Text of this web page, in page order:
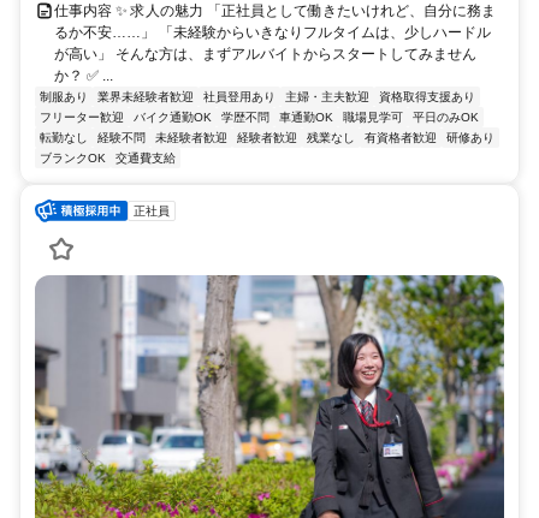
仕事内容 ✨ 求人の魅力 「正社員として働きたいけれど、自分に務ま
るか不安……」 「未経験からいきなりフルタイムは、少しハードル
が高い」 そんな方は、まずアルバイトからスタートしてみません
か？ ✅ ...
制服あり 業界未経験者歓迎 社員登用あり 主婦・主夫歓迎
資格取得支援あり
フリーター歓迎
バイク通勤OK 学歴不問 車通勤OK 職場見学可
平日のみOK
転勤なし
経験不問 未経験者歓迎 経験者歓迎 残業なし 有資格者歓迎
研修あり
ブランクOK
交通費支給
正社員